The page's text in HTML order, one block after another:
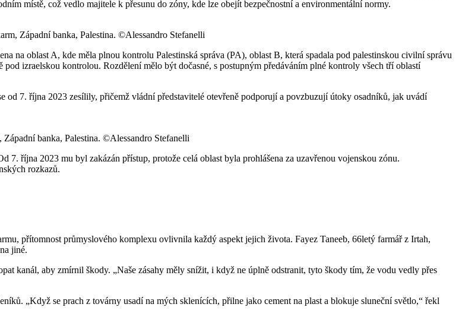
místě, což vedlo majitele k přesunu do zóny, kde lze obejít bezpečnostní a environmentální normy.
Západní banka, Palestina. ©Alessandro Stefanelli
na oblast A, kde měla plnou kontrolu Palestinská správa (PA), oblast B, která spadala pod palestinskou civilní správu
izraelskou kontrolou. Rozdělení mělo být dočasné, s postupným předáváním plné kontroly všech tří oblastí
7. října 2023 zesílily, přičemž vládní představitelé otevřeně podporují a povzbuzují útoky osadníků, jak uvádí
banka, Palestina. ©Alessandro Stefanelli
října 2023 mu byl zakázán přístup, protože celá oblast byla prohlášena za uzavřenou vojenskou zónu.
rozkazů.
přítomnost průmyslového komplexu ovlivnila každý aspekt jejich života. Fayez Taneeb, 66letý farmář z Irtah,
jiné.
kanál, aby zmírnil škody. „Naše zásahy měly snížit, i když ne úplně odstranit, tyto škody tím, že vodu vedly přes
„Když se prach z továrny usadí na mých sklenících, přilne jako cement na plast a blokuje sluneční světlo,“ řekl